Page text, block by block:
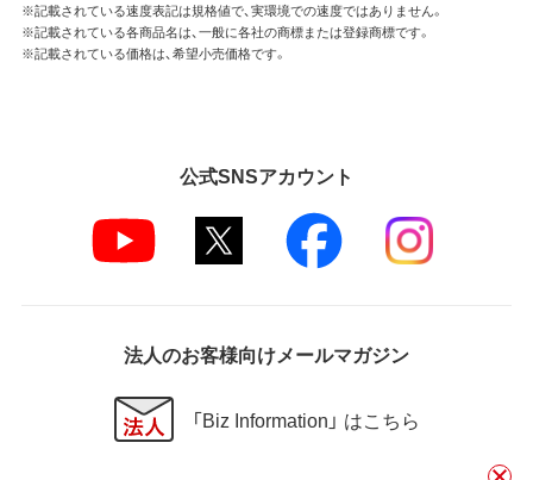
※記載されている速度表記は規格値で、実環境での速度ではありません。
※記載されている各商品名は、一般に各社の商標または登録商標です。
※記載されている価格は、希望小売価格です。
公式SNSアカウント
法人のお客様向けメールマガジン
「Biz Information」 はこちら